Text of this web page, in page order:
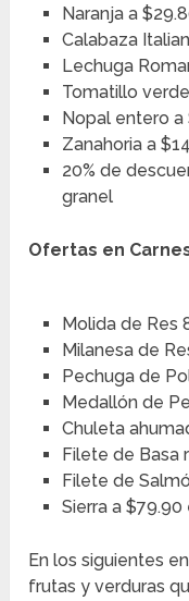
Naranja a
Calabaza
Lechuga
Tomatillo
Nopal entero
Zanahoria a
20% de
granel
Ofertas en
Molida de Res
Milanesa de
Pechuga de
Medallón de
Chuleta
Filete de Basa
Filete de
Sierra a $79.90
En los siguientes
frutas y verduras